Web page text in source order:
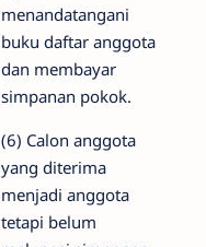
menandatangani
buku daftar anggota
dan membayar
simpanan pokok.
(6) Calon anggota
yang diterima
menjadi anggota
tetapi belum